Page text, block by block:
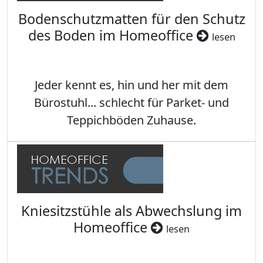
Bodenschutzmatten für den Schutz
des Boden im Homeoffice
lesen
Jeder kennt es, hin und her mit dem
Bürostuhl... schlecht für Parket- und
Teppichböden Zuhause.
Kniesitzstühle als Abwechslung im
Homeoffice
lesen